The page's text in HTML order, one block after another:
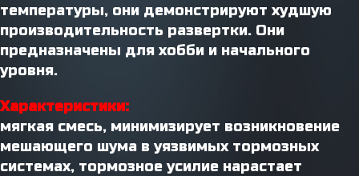
температуры, они демонстрируют худшую
производительность развертки. Они
предназначены для хобби и начального
уровня.
Характеристики:
мягкая смесь, минимизирует возникновение
мешающего шума в уязвимых тормозных
системах, тормозное усилие нарастает